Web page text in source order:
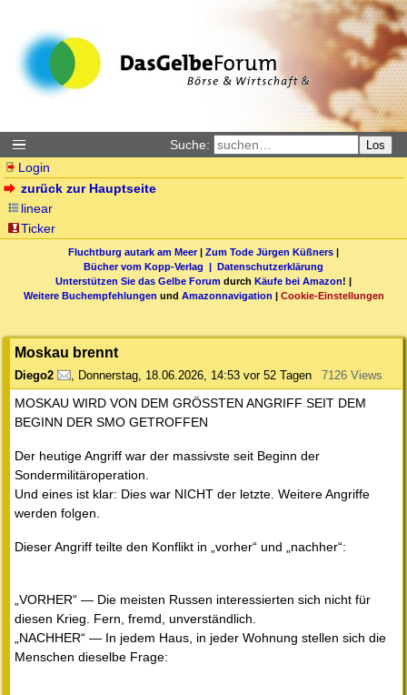
Suche: Los
Login
zurück zur Hauptseite
linear
Ticker
Fluchtburg autark am Meer| Zum Tode Jürgen Küßners |
Bücher vom Kopp-Verlag | Datenschutzerklärung
Unterstützen Sie das Gelbe Forum durch Käufe bei Amazon! |
Weitere Buchempfehlungen und Amazonnavigation | Cookie-Einstellungen
Moskau brennt
Diego2 , Donnerstag, 18.06.2026, 14:53 vor 52 Tagen 7126 Views
MOSKAU WIRD VON DEM GRÖSSTEN ANGRIFF SEIT DEM
BEGINN DER SMO GETROFFEN
Der heutige Angriff war der massivste seit Beginn der
Sondermilitäroperation.
Und eines ist klar: Dies war NICHT der letzte. Weitere Angriffe
werden folgen.
Dieser Angriff teilte den Konflikt in „vorher“ und „nachher“:
„VORHER“ — Die meisten Russen interessierten sich nicht für
diesen Krieg. Fern, fremd, unverständlich.
„NACHHER“ — In jedem Haus, in jeder Wohnung stellen sich die
Menschen dieselbe Frage: